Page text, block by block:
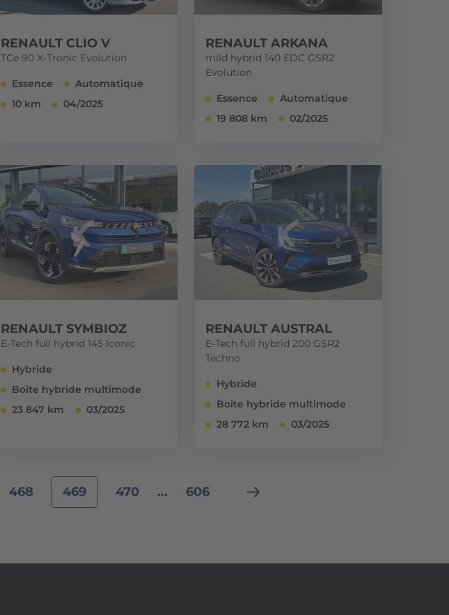
RENAULT CLIO V
TCe 90 X-Tronic Evolution
Essence
Automatique
10 km
04/2025
RENAULT ARKANA
mild hybrid 140 EDC GSR2
Evolution
Essence
Automatique
19 808 km
02/2025
RENAULT SYMBIOZ
E-Tech full hybrid 145 Iconic
Hybride
Boite hybride multimode
23 847 km
03/2025
RENAULT AUSTRAL
E-Tech full hybrid 200 GSR2
Techno
Hybride
Boite hybride multimode
28 772 km
03/2025
468 469 470 ... 606